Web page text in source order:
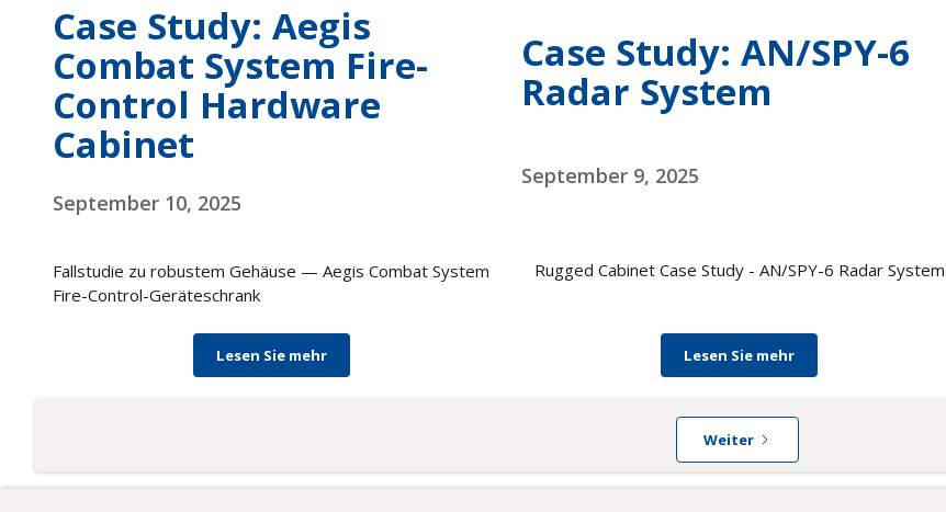
Case Study: Aegis
Combat System Fire-
Control Hardware
Cabinet
September 10, 2025
Fallstudie zu robustem Gehäuse — Aegis Combat System
Fire-Control-Geräteschrank
Lesen Sie mehr
Case Study: AN/SPY-6
Radar System
September 9, 2025
Rugged Cabinet Case Study - AN/SPY-6 Radar System
Lesen Sie mehr
Weiter